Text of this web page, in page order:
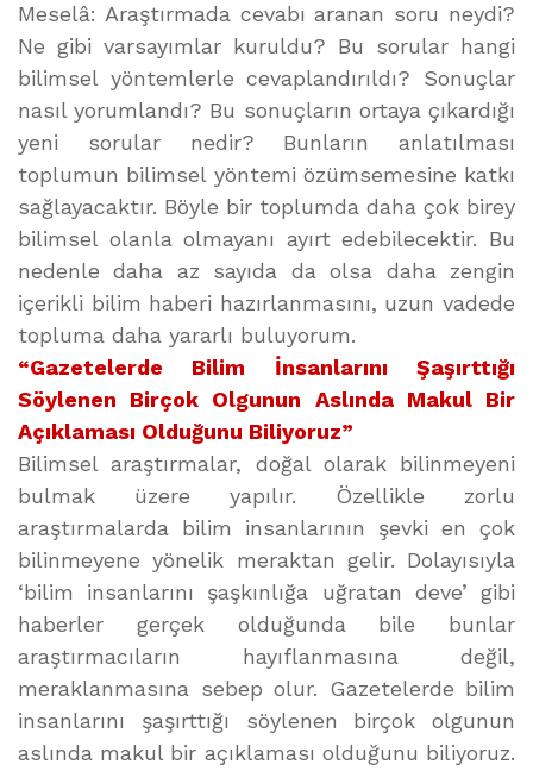
Meselâ: Araştırmada cevabı aranan soru neydi?
Ne gibi varsayımlar kuruldu? Bu sorular hangi
bilimsel yöntemlerle cevaplandırıldı? Sonuçlar
nasıl yorumlandı? Bu sonuçların ortaya çıkardığı
yeni sorular nedir? Bunların anlatılması
toplumun bilimsel yöntemi özümsemesine katkı
sağlayacaktır. Böyle bir toplumda daha çok birey
bilimsel olanla olmayanı ayırt edebilecektir. Bu
nedenle daha az sayıda da olsa daha zengin
içerikli bilim haberi hazırlanmasını, uzun vadede
topluma daha yararlı buluyorum.
“Gazetelerde Bilim İnsanlarını Şaşırttığı
Söylenen Birçok Olgunun Aslında Makul Bir
Açıklaması Olduğunu Biliyoruz”
Bilimsel araştırmalar, doğal olarak bilinmeyeni
bulmak üzere yapılır. Özellikle zorlu
araştırmalarda bilim insanlarının şevki en çok
bilinmeyene yönelik meraktan gelir. Dolayısıyla
‘bilim insanlarını şaşkınlığa uğratan deve’ gibi
haberler gerçek olduğunda bile bunlar
araştırmacıların hayıflanmasına değil,
meraklanmasına sebep olur. Gazetelerde bilim
insanlarını şaşırttığı söylenen birçok olgunun
aslında makul bir açıklaması olduğunu biliyoruz.